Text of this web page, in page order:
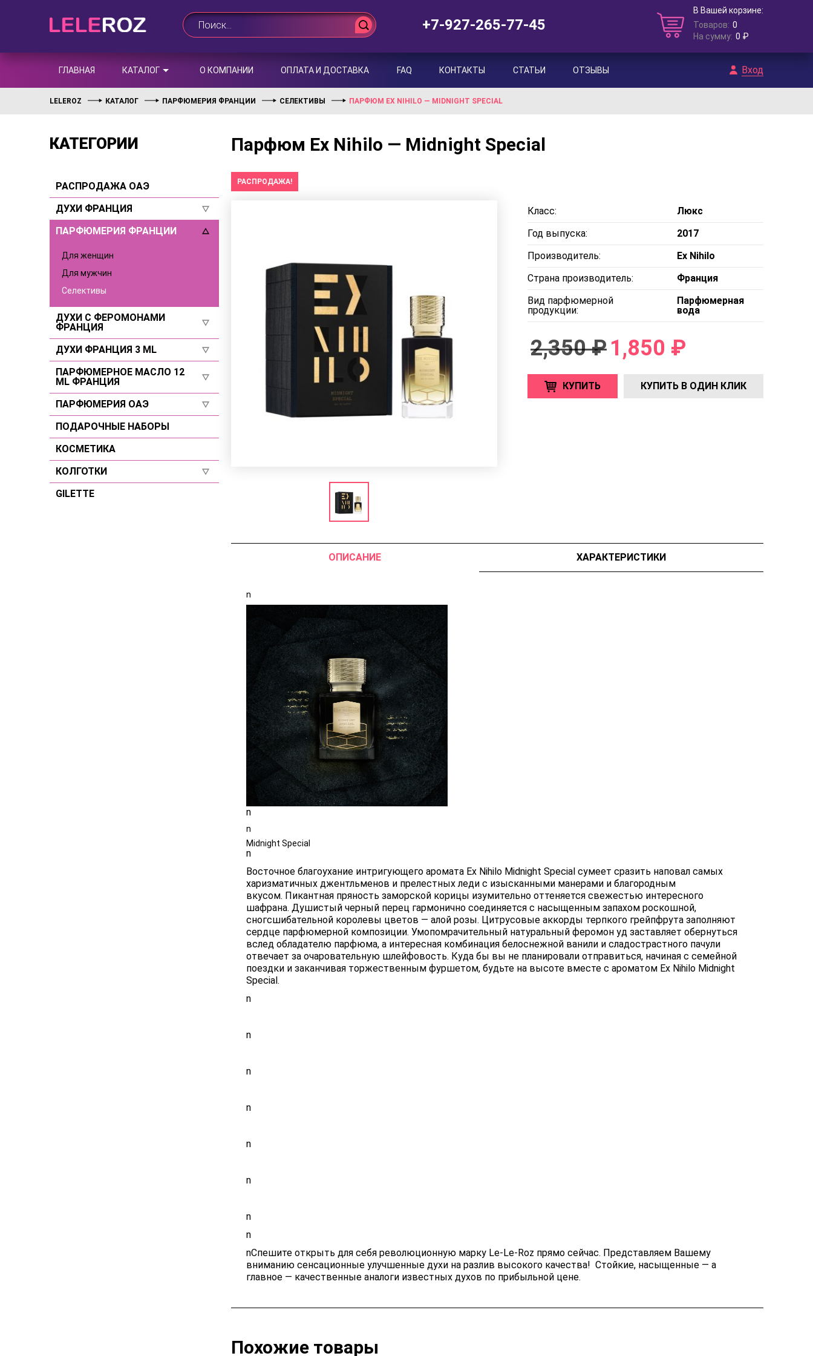
+7-927-265-77-45
В Вашей корзине:
Товаров: 0
На сумму: 0 ₽
ГЛАВНАЯ КАТАЛОГ О КОМПАНИИ ОПЛАТА И ДОСТАВКА FAQ КОНТАКТЫ СТАТЬИ ОТЗЫВЫ Вход
LELEROZ КАТАЛОГ ПАРФЮМЕРИЯ ФРАНЦИИ СЕЛЕКТИВЫ ПАРФЮМ EX NIHILO — MIDNIGHT SPECIAL
КАТЕГОРИИ
РАСПРОДАЖА ОАЭ
ДУХИ ФРАНЦИЯ
Для женщин
Для мужчин
Селективы
ПАРФЮМЕРИЯ ФРАНЦИИ
Для женщин
Для мужчин
Селективы
ДУХИ С ФЕРОМОНАМИ
ФРАНЦИЯ
Селективы
Для женщин
Для мужчин
ДУХИ ФРАНЦИЯ 3 ML
Для женщин
Для мужчин
Селективы
ПАРФЮМЕРНОЕ МАСЛО 12
ML ФРАНЦИЯ
Для женщин
Для мужчин
Селективы
ПАРФЮМЕРИЯ ОАЭ
Для женщин
Для мужчин
Селективы
ПОДАРОЧНЫЕ НАБОРЫ
КОСМЕТИКА
КОЛГОТКИ
Размер 2
GILETTE
Парфюм Ex Nihilo — Midnight Special
РАСПРОДАЖА!
Класс:
Люкс
Год выпуска:
2017
Производитель:
Ex Nihilo
Страна производитель:
Франция
Вид парфюмерной
продукции:
Парфюмерная
вода
2,350 ₽1,850 ₽
КУПИТЬ КУПИТЬ В ОДИН КЛИК
ОПИСАНИЕ ХАРАКТЕРИСТИКИ
n
n
n
Midnight Special
n
Восточное благоухание интригующего аромата Ex Nihilo Midnight Special сумеет сразить наповал самых
харизматичных джентльменов и прелестных леди с изысканными манерами и благородным
вкусом. Пикантная пряность заморской корицы изумительно оттеняется свежестью интересного
шафрана. Душистый черный перец гармонично соединяется с насыщенным запахом роскошной,
сногсшибательной королевы цветов — алой розы. Цитрусовые аккорды терпкого грейпфрута заполняют
сердце парфюмерной композиции. Умопомрачительный натуральный феромон уд заставляет обернуться
вслед обладателю парфюма, а интересная комбинация белоснежной ванили и сладострастного пачули
отвечает за очаровательную шлейфовость. Куда бы вы не планировали отправиться, начиная с семейной
поездки и заканчивая торжественным фуршетом, будьте на высоте вместе с ароматом Ex Nihilo Midnight
Special.
n
n
n
n
n
n
n
n
nСпешите открыть для себя революционную марку Le-Le-Roz прямо сейчас. Представляем Вашему
вниманию сенсационные улучшенные духи на разлив высокого качества! Стойкие, насыщенные — а
главное — качественные аналоги известных духов по прибыльной цене.
Похожие товары